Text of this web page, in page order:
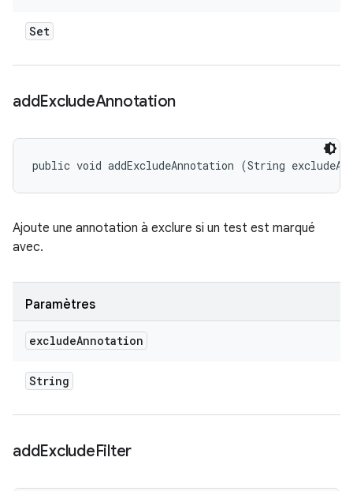
Set
addExcludeAnnotation
public void addExcludeAnnotation (String
Ajoute une annotation à exclure si un test est marqué
avec.
Paramètres
excludeAnnotation
String
addExcludeFilter